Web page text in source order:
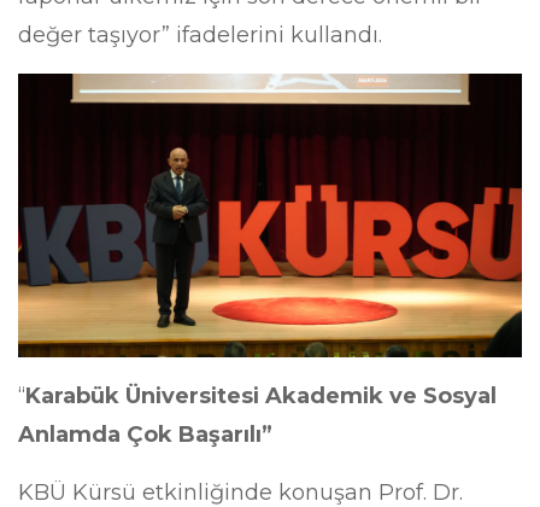
değer taşıyor” ifadelerini kullandı.
“Karabük Üniversitesi Akademik ve Sosyal
Anlamda Çok Başarılı”
KBÜ Kürsü etkinliğinde konuşan Prof. Dr.